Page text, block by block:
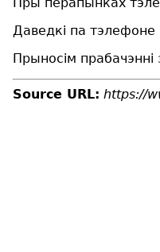
Даведкі па тэлефоне
Прыносім прабачэнні
Source URL: https://